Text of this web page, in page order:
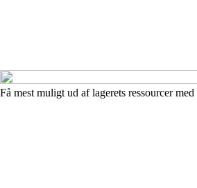
Få mest muligt ud af lagerets ressourcer